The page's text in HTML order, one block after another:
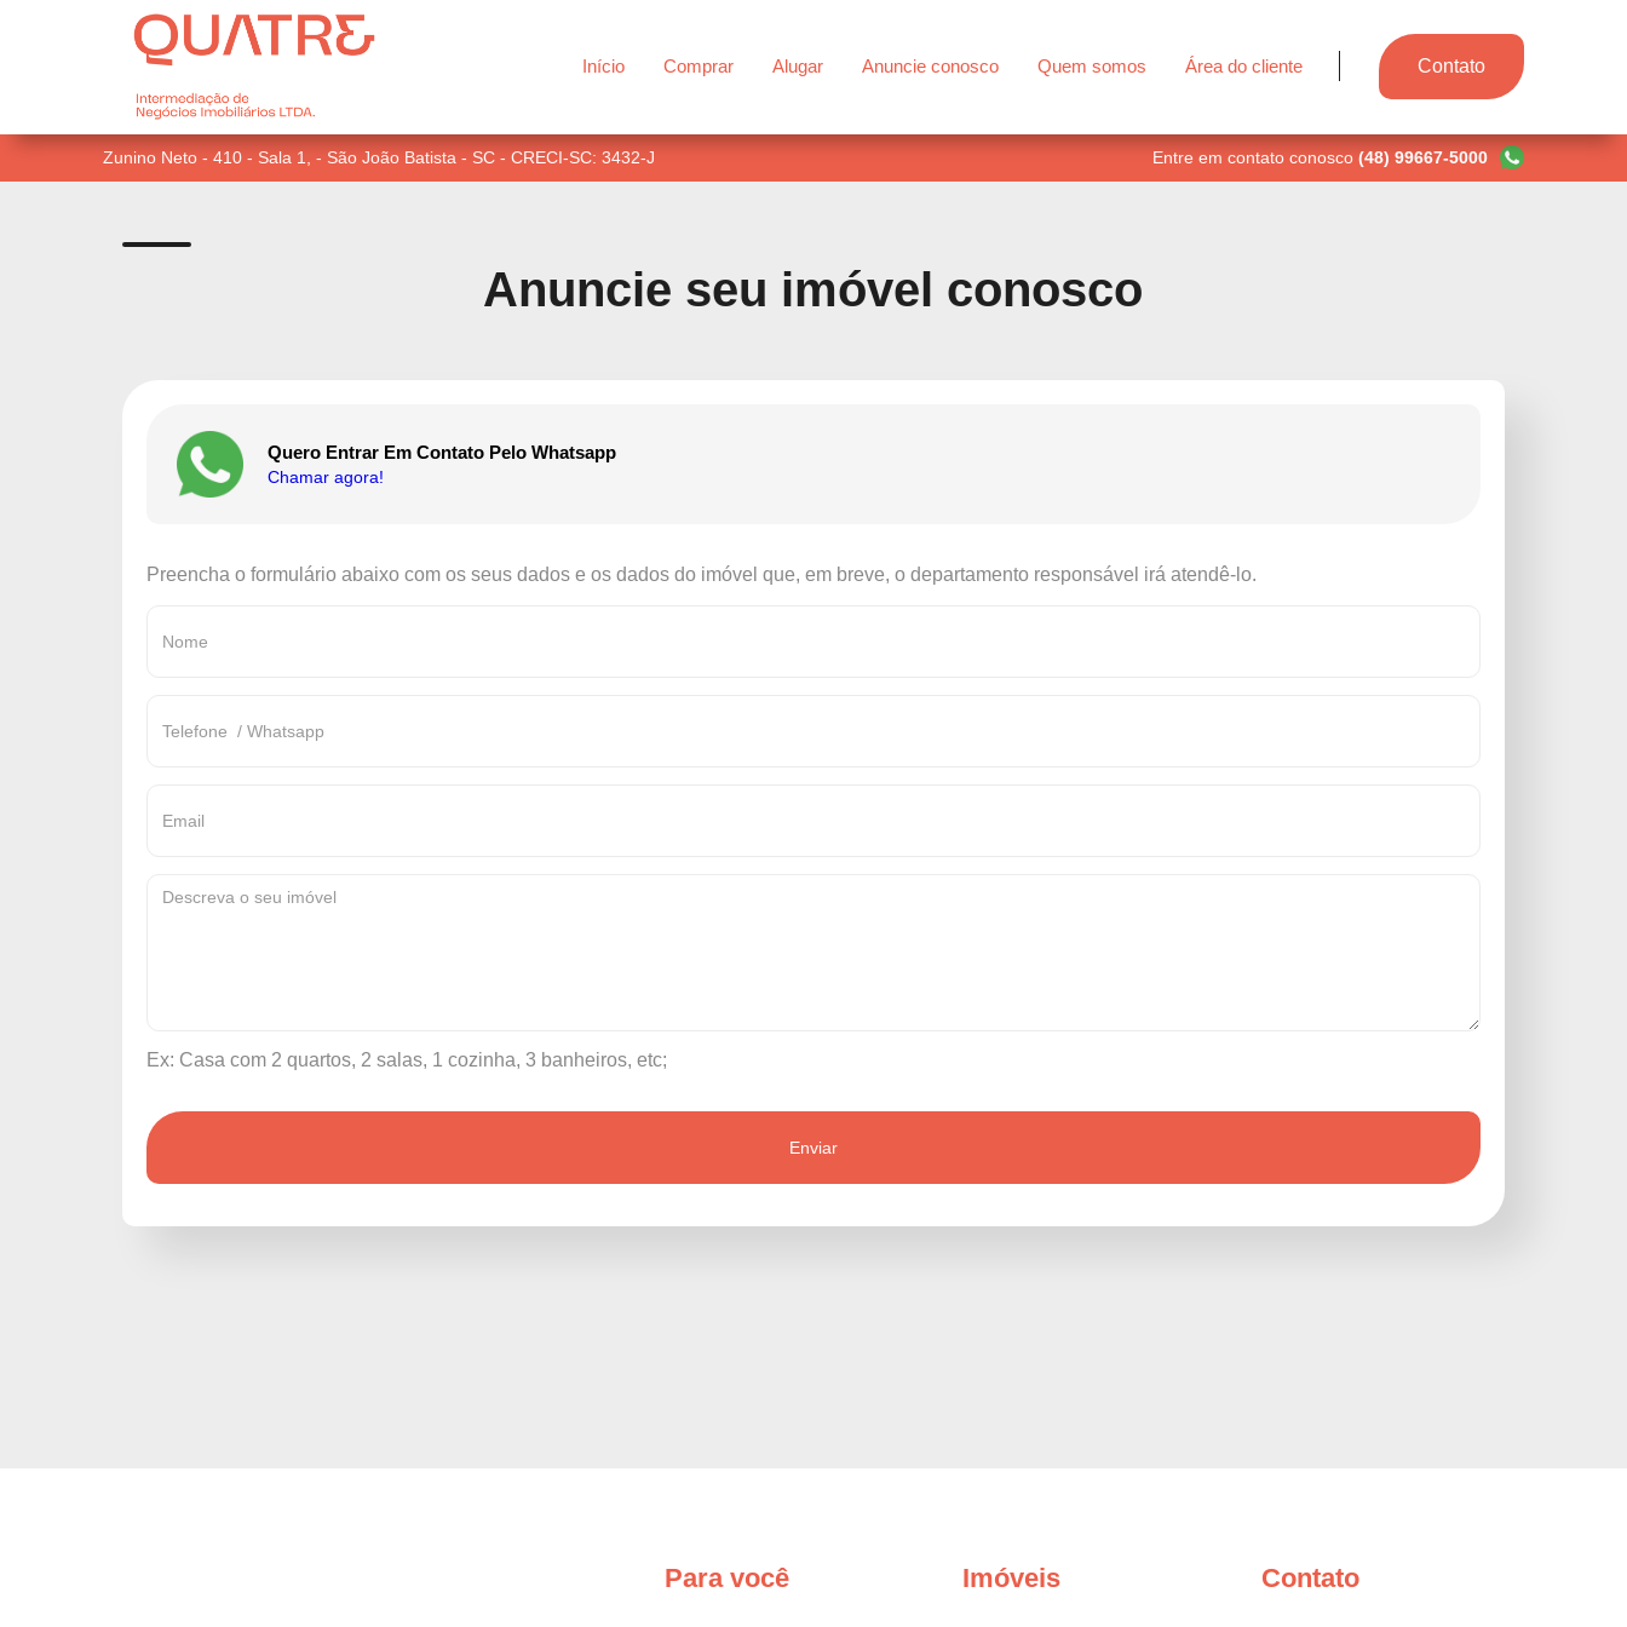
Início Comprar Alugar Anuncie conosco Quem somos Área do cliente Contato
Zunino Neto - 410 - Sala 1, - São João Batista - SC - CRECI-SC: 3432-J Entre em contato conosco (48) 99667-5000
Anuncie seu imóvel conosco
Quero Entrar Em Contato Pelo Whatsapp
Chamar agora!
Preencha o formulário abaixo com os seus dados e os dados do imóvel que, em breve, o departamento responsável irá atendê-lo.
Ex: Casa com 2 quartos, 2 salas, 1 cozinha, 3 banheiros, etc;
Para você Imóveis Contato